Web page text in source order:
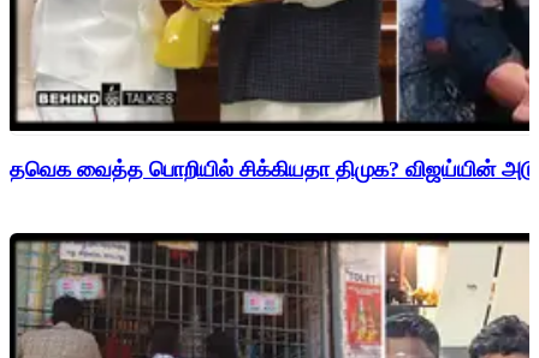
தவெக வைத்த பொறியில் சிக்கியதா திமுக? விஜய்யின்